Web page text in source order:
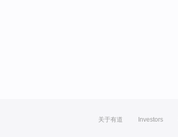
关于有道 Investors